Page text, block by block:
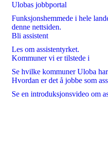
Ulobas jobbportal
Funksjonshemmede i hele
denne nettsiden.
Bli assistent
Les om assistentyrket.
Kommuner vi er tilstede i
Se hvilke kommuner Uloba
Hvordan er det å jobbe som
Se en introduksjonsvideo om